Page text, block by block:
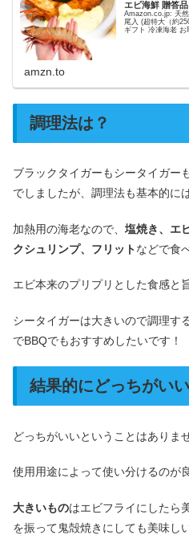
エビ海鮮 贈答
Amazon.co.jp: 天
尾入 (超特大（約
ギフト 冷凍海老 お
amzn.to
調理法は？
ブラックタイガーもシータイガー
でしましたが、調理法も基本的に
加熱用の海老なので、 塩焼き、エ
クシュリンプ、フリットなどで食
エビ本来のプリプリとした食感と
シータイガーは大きいので調理す
でBBQでもおすすめしたいです！
結果的にどっちがい
どっちがいいということはありま
使用用途によって使い分けるのが
大きいものはエビフライにしたら
を振って鬼殻焼きにしても美味し